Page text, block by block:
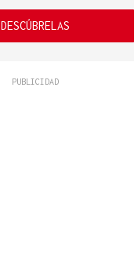
DESCÚBRELAS